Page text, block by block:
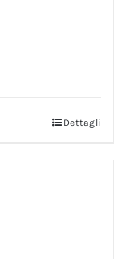
Dettagli